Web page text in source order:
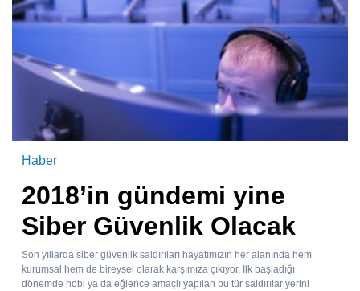
Haber
2018’in gündemi yine
Siber Güvenlik Olacak
Son yıllarda siber güvenlik saldırıları hayatımızın her alanında hem
kurumsal hem de bireysel olarak karşımıza çıkıyor. İlk başladığı
dönemde hobi ya da eğlence amaçlı yapılan bu tür saldırılar yerini